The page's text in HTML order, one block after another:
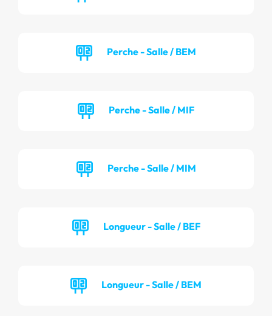
Perche - Salle / BEM
Perche - Salle / MIF
Perche - Salle / MIM
Longueur - Salle / BEF
Longueur - Salle / BEM